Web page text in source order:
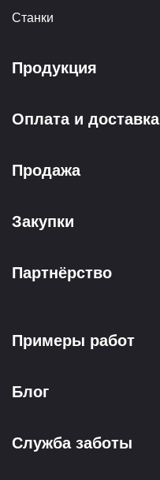
Станки
Продукция
Оплата и доставка
Продажа
Закупки
Партнёрство
Примеры работ
Блог
Служба заботы